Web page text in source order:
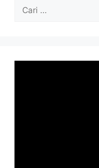
untuk: